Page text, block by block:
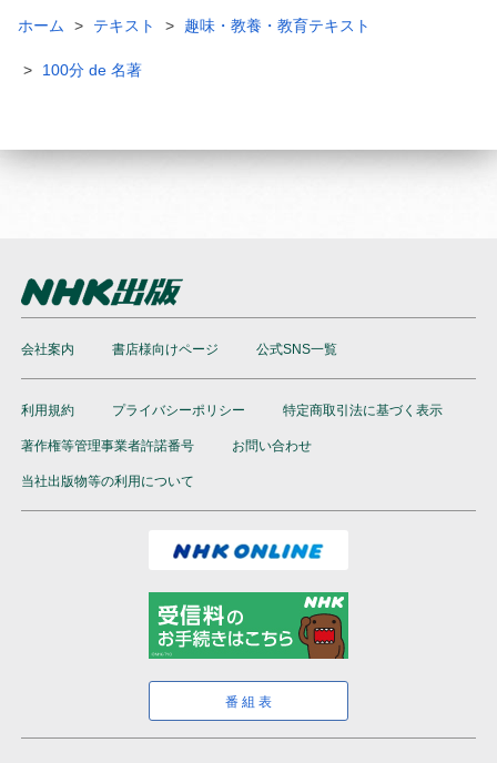
ホーム テキスト 趣味・教養・教育テキスト
100分 de 名著
会社案内 書店様向けページ 公式SNS一覧
利用規約 プライバシーポリシー 特定商取引法に基づく表示
著作権等管理事業者許諾番号 お問い合わせ
当社出版物等の利用について
番組表